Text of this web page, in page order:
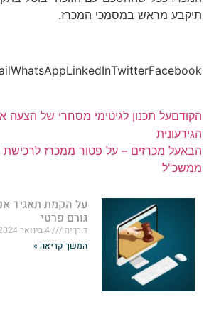
על הקמת תאגיד
גורם פרטי
ד.רן־יה
4 בינואר 2024
המשך קריאה »
תיקבע מראש במסמכי המכרז.
Facebook
Twitter
LinkedIn
WhatsApp
הקודםעל תכנון לגיטימי מסחרי של הצעה
הגירעונית
הבאעל מכרזים – על פטור ממכרז לרכישת
ממשכ"ל